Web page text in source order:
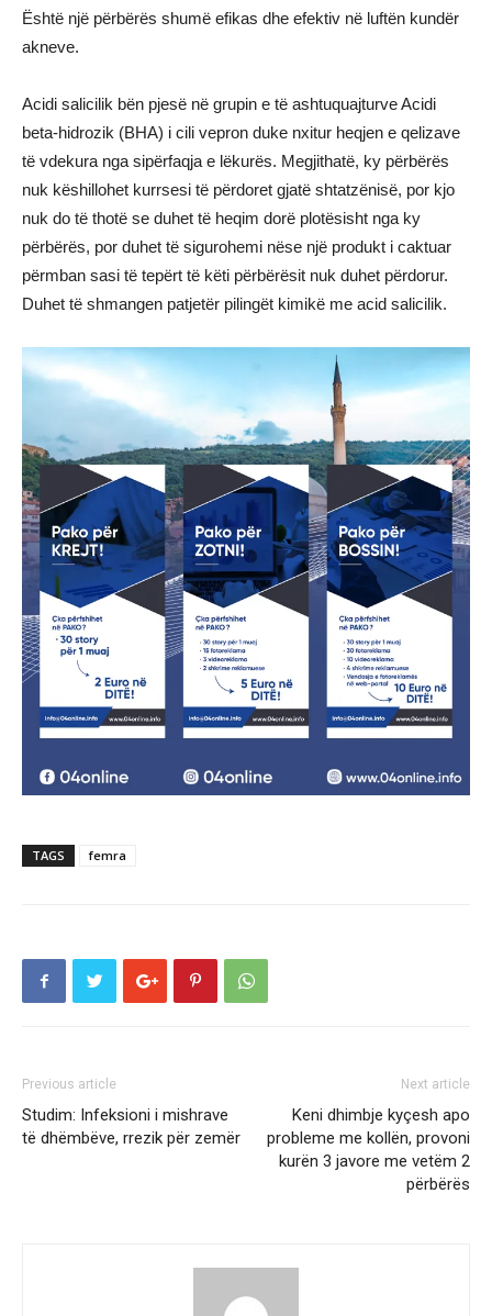
Është një përbërës shumë efikas dhe efektiv në luftën kundër
akneve.
Acidi salicilik bën pjesë në grupin e të ashtuquajturve Acidi
beta-hidrozik (BHA) i cili vepron duke nxitur heqjen e qelizave
të vdekura nga sipërfaqja e lëkurës. Megjithatë, ky përbërës
nuk këshillohet kurrsesi të përdoret gjatë shtatzënisë, por kjo
nuk do të thotë se duhet të heqim dorë plotësisht nga ky
përbërës, por duhet të sigurohemi nëse një produkt i caktuar
përmban sasi të tepërt të këti përbërësit nuk duhet përdorur.
Duhet të shmangen patjetër pilingët kimikë me acid salicilik.
TAGS femra
Previous article
Studim: Infeksioni i mishrave
të dhëmbëve, rrezik për zemër
Next article
Keni dhimbje kyçesh apo
probleme me kollën, provoni
kurën 3 javore me vetëm 2
përbërës